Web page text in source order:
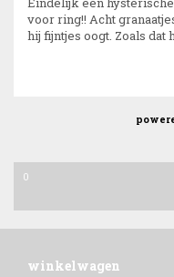
voor ring!! Acht
hij fijntjes oogt. Zoals dat
0
winkelwagen